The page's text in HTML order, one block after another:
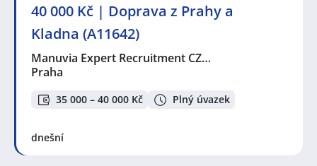
40 000 Kč | Doprava z Prahy a
Kladna (A11642)
Manuvia Expert Recruitment CZ…
Praha
35 000 – 40 000 Kč Plný úvazek
dnešní